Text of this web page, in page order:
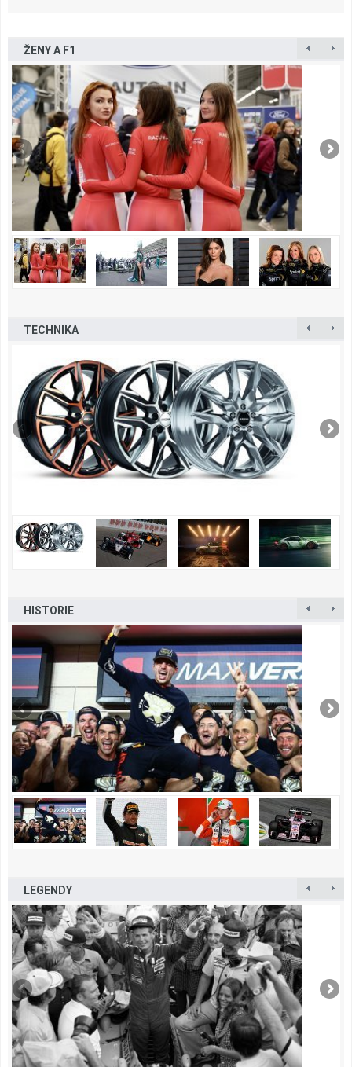
ŽENY A F1
TECHNIKA
HISTORIE
LEGENDY